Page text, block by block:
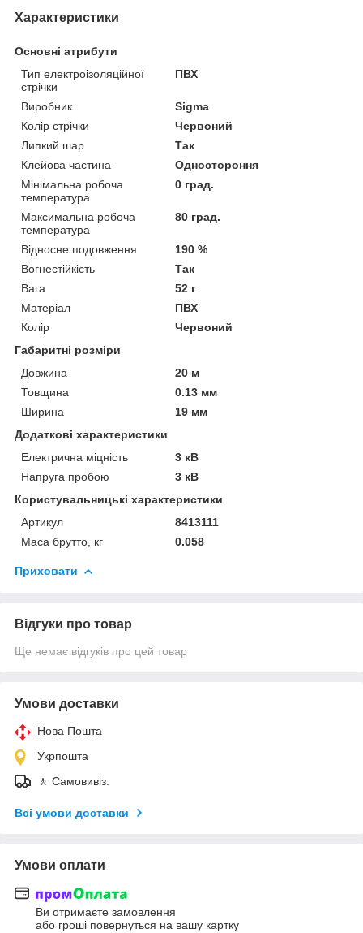
Характеристики
Основні атрибути
Тип електроізоляційної
стрічки
ПВХ
Виробник
Sigma
Колір стрічки
Червоний
Липкий шар
Так
Клейова частина
Одностороння
Мінімальна робоча
температура
0 град.
Максимальна робоча
температура
80 град.
Відносне подовження
190 %
Вогнестійкість
Так
Вага
52 г
Матеріал
ПВХ
Колір
Червоний
Габаритні розміри
Довжина
20 м
Товщина
0.13 мм
Ширина
19 мм
Додаткові характеристики
Електрична міцність
3 кВ
Напруга пробою
3 кВ
Користувальницькі характеристики
Артикул
8413111
Маса брутто, кг
0.058
Приховати
Відгуки про товар
Ще немає відгуків про цей товар
Умови доставки
Нова Пошта
Укрпошта
🚶 Самовивіз:
Всі умови доставки
Умови оплати
Ви отримаєте замовлення
або гроші повернуться на вашу картку